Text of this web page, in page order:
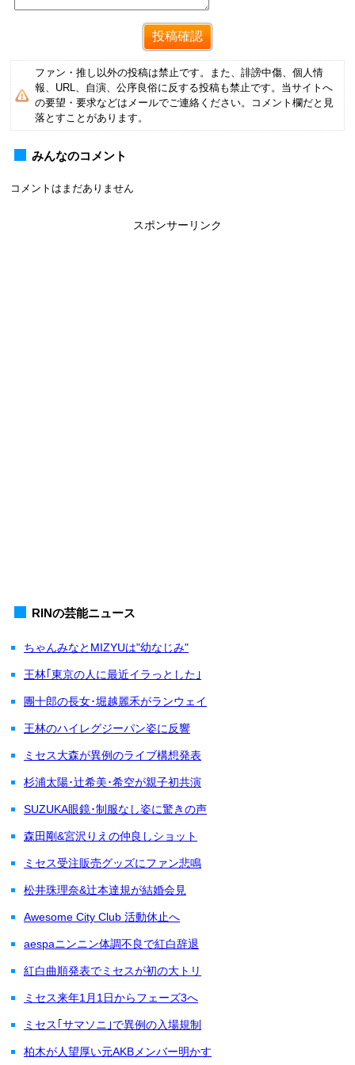
ファン・推し以外の投稿は禁止です。また、誹謗中傷、個人情
報、URL、自演、公序良俗に反する投稿も禁止です。当サイトへ
の要望・要求などはメールでご連絡ください。コメント欄だと見
落とすことがあります。
みんなのコメント
コメントはまだありません
スポンサーリンク
RINの芸能ニュース
ちゃんみなとMIZYUは"幼なじみ"
王林｢東京の人に最近イラっとした｣
團⼗郎の長女･堀越麗禾がランウェイ
王林のハイレグジーパン姿に反響
ミセス大森が異例のライブ構想発表
杉浦太陽･辻希美･希空が親子初共演
SUZUKA眼鏡･制服なし姿に驚きの声
森田剛&宮沢りえの仲良しショット
ミセス受注販売グッズにファン悲鳴
松井珠理奈&辻本達規が結婚会見
Awesome City Club 活動休止へ
aespaニンニン体調不良で紅白辞退
紅白曲順発表でミセスが初の大トリ
ミセス来年1月1日からフェーズ3へ
ミセス｢サマソニ｣で異例の入場規制
柏木が人望厚い元AKBメンバー明かす